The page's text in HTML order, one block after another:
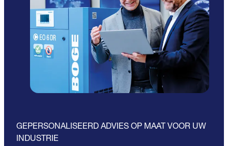
GEPERSONALISEERD ADVIES OP MAAT VOOR UW
INDUSTRIE